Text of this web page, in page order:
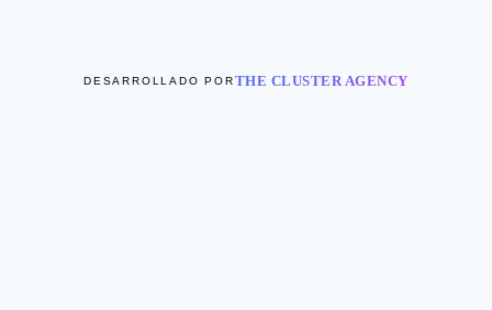
DESARROLLADO PORTHE CLUSTER AGENCY